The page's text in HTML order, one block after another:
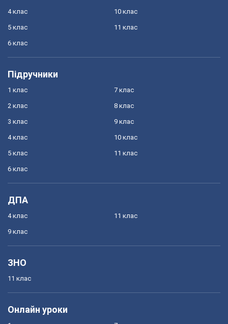
4 клас
5 клас
6 клас
10 клас
11 клас
Підручники
1 клас
2 клас
3 клас
4 клас
5 клас
6 клас
7 клас
8 клас
9 клас
10 клас
11 клас
ДПА
4 клас
9 клас
11 клас
ЗНО
11 клас
Онлайн уроки